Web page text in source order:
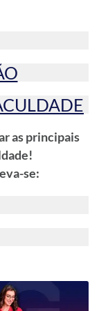
as principais
se: